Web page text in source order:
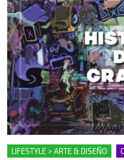
LIFESTYLE > ARTE & DISEÑO